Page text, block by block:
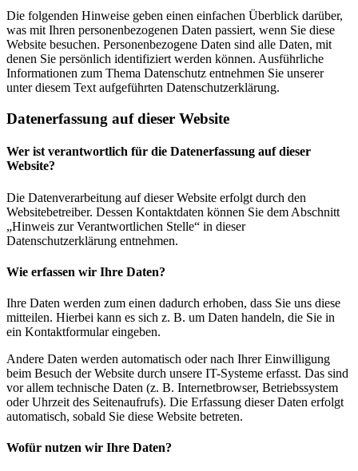
Die folgenden Hinweise geben einen einfachen Überblick darüber,
was mit Ihren personenbezogenen Daten passiert, wenn Sie diese
Website besuchen. Personenbezogene Daten sind alle Daten, mit
denen Sie persönlich identifiziert werden können. Ausführliche
Informationen zum Thema Datenschutz entnehmen Sie unserer
unter diesem Text aufgeführten Datenschutzerklärung.
Datenerfassung auf dieser Website
Wer ist verantwortlich für die Datenerfassung auf dieser
Website?
Die Datenverarbeitung auf dieser Website erfolgt durch den
Websitebetreiber. Dessen Kontaktdaten können Sie dem Abschnitt
„Hinweis zur Verantwortlichen Stelle“ in dieser
Datenschutzerklärung entnehmen.
Wie erfassen wir Ihre Daten?
Ihre Daten werden zum einen dadurch erhoben, dass Sie uns diese
mitteilen. Hierbei kann es sich z. B. um Daten handeln, die Sie in
ein Kontaktformular eingeben.
Andere Daten werden automatisch oder nach Ihrer Einwilligung
beim Besuch der Website durch unsere IT-Systeme erfasst. Das sind
vor allem technische Daten (z. B. Internetbrowser, Betriebssystem
oder Uhrzeit des Seitenaufrufs). Die Erfassung dieser Daten erfolgt
automatisch, sobald Sie diese Website betreten.
Wofür nutzen wir Ihre Daten?